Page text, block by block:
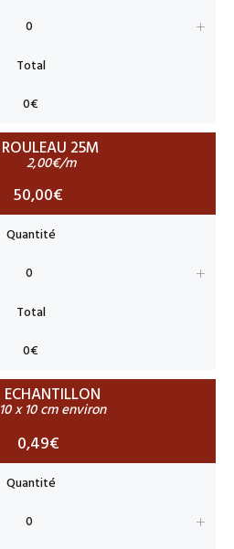
ROULEAU 25M
2,00€/m
50,00€
ECHANTILLON
10 x 10 cm environ
0,49€